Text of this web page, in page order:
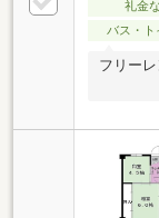
礼金
バス・ト
フリー